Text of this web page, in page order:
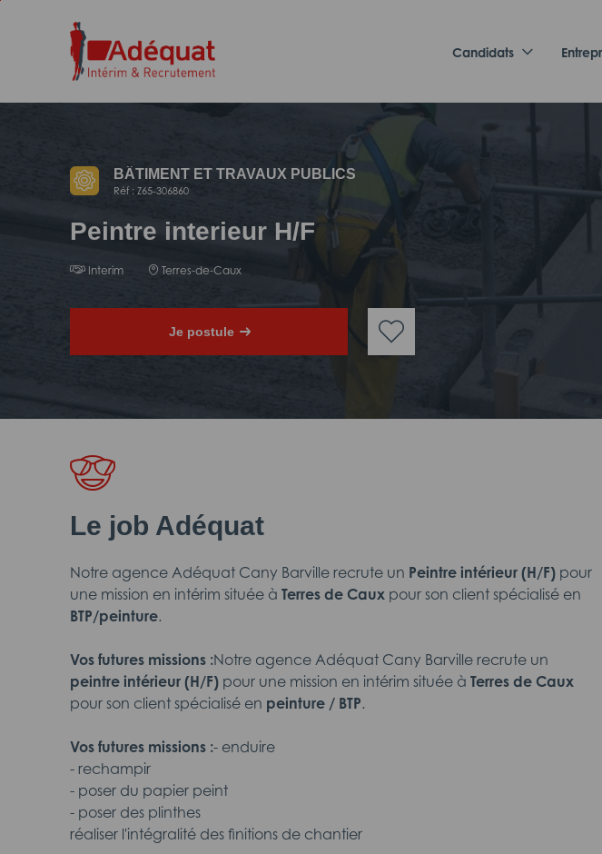
navigation
Candidats
BÂTIMENT ET TRAVAUX PUBLICS
Réf : Z65-306860
Peintre interieur H/F
Interim Terres-de-Caux
Je postule
Le job Adéquat
Notre agence Adéquat Cany Barville recrute un Peintre intérieur (H/F) pour
une mission en intérim située à Terres de Caux pour son client spécialisé en
BTP/peinture.
Vos futures missions :Notre agence Adéquat Cany Barville recrute un
peintre intérieur (H/F) pour une mission en intérim située à Terres de Caux
pour son client spécialisé en peinture / BTP.
Vos futures missions :- enduire
- rechampir
- poser du papier peint
- poser des plinthes
réaliser l'intégralité des finitions de chantier